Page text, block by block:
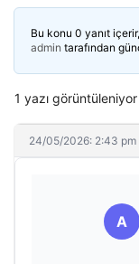
Bu konu 0 yanıt
admin tarafından
1 yazı
24/05/2026: 2:43 pm
A